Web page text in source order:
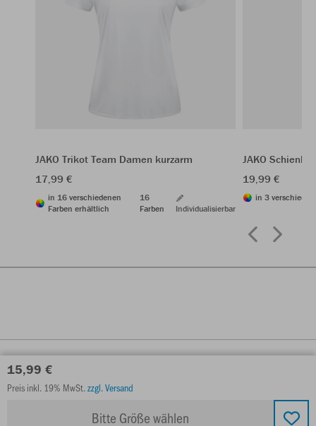
15,99 €
Preis inkl. 19% MwSt.zzgl. Versand
Bitte Größe wählen
JAKO Trikot Team Damen kurzarm
17,99 €
in 16 verschiedenen
Farben erhältlich
16
Farben
Individualisierbar
JAKO
19,99 €
in 3